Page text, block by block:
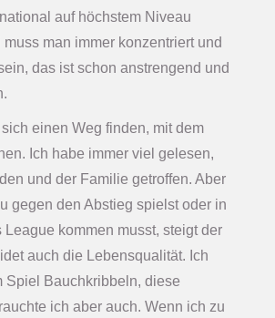
auf höchstem Niveau
man immer konzentriert und
das ist schon anstrengend und
einen Weg finden, mit dem
Ich habe immer viel gelesen,
und der Familie getroffen. Aber
gegen den Abstieg spielst oder in
kommen musst, steigt der
auch die Lebensqualität. Ich
Spiel Bauchkribbeln, diese
ich aber auch. Wenn ich zu